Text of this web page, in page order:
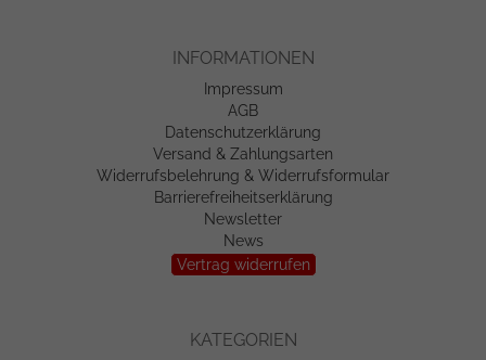
INFORMATIONEN
Impressum
AGB
Datenschutzerklärung
Versand & Zahlungsarten
Widerrufsbelehrung & Widerrufsformular
Barrierefreiheitserklärung
Newsletter
News
Vertrag widerrufen
KATEGORIEN